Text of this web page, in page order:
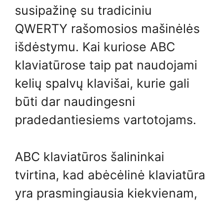
susipažinę su tradiciniu
QWERTY rašomosios mašinėlės
išdėstymu. Kai kuriose ABC
klaviatūrose taip pat naudojami
kelių spalvų klavišai, kurie gali
būti dar naudingesni
pradedantiesiems vartotojams.
ABC klaviatūros šalininkai
tvirtina, kad abėcėlinė klaviatūra
yra prasmingiausia kiekvienam,